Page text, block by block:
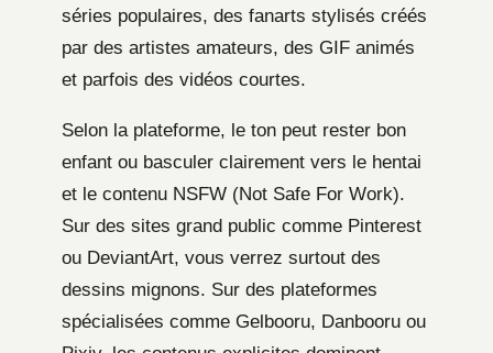
séries populaires, des fanarts stylisés créés
par des artistes amateurs, des GIF animés
et parfois des vidéos courtes.
Selon la plateforme, le ton peut rester bon
enfant ou basculer clairement vers le hentai
et le contenu NSFW (Not Safe For Work).
Sur des sites grand public comme Pinterest
ou DeviantArt, vous verrez surtout des
dessins mignons. Sur des plateformes
spécialisées comme Gelbooru, Danbooru ou